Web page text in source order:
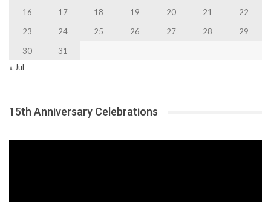
16
17 18 19 20 21
22
23
24 25 26 27 28
29
30
31
« Jul
15th Anniversary Celebrations